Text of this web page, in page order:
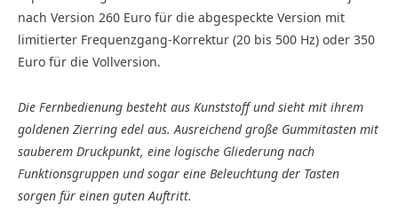
nach Version 260 Euro für die abgespeckte Version mit
limitierter Frequenzgang-Korrektur (20 bis 500 Hz) oder 350
Euro für die Vollversion.
Die Fernbedienung besteht aus Kunststoff und sieht mit ihrem
goldenen Zierring edel aus. Ausreichend große Gummitasten mit
sauberem Druckpunkt, eine logische Gliederung nach
Funktionsgruppen und sogar eine Beleuchtung der Tasten
sorgen für einen guten Auftritt.